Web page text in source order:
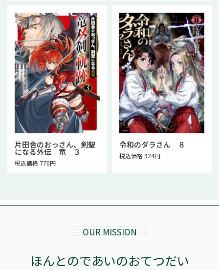
片田舎のおっさん、剣聖
になる外伝 竜 ３
税込価格 770円
令和のダラさん ８
税込価格 924円
OUR MISSION
ほんとのであいのおてつだい